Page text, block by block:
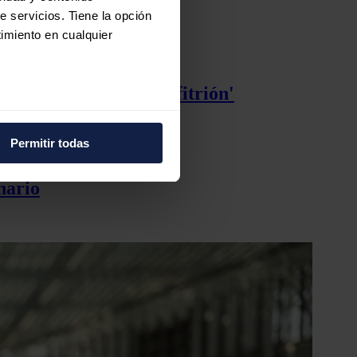
servicios. Tiene la opción
en cualquier
Permitir todas
bajo su modelo 'Anfitrión'